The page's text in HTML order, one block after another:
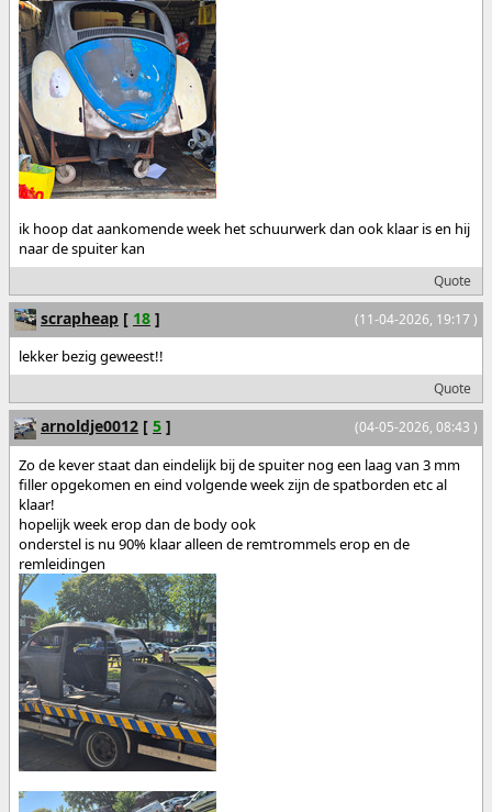
ik hoop dat aankomende week het schuurwerk dan ook klaar is en hij
naar de spuiter kan
Quote
(11-04-2026, 19:17 )
scrapheap [ 18 ]
lekker bezig geweest!!
Quote
(04-05-2026, 08:43 )
arnoldje0012 [ 5 ]
Zo de kever staat dan eindelijk bij de spuiter nog een laag van 3 mm
filler opgekomen en eind volgende week zijn de spatborden etc al
klaar!
hopelijk week erop dan de body ook
onderstel is nu 90% klaar alleen de remtrommels erop en de
remleidingen